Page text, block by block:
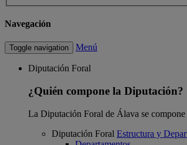
Navegación
Toggle navigation Menú
Diputación Foral
¿Quién compone la Diputación?
La Diputación Foral de Álava se compone
Diputación Foral Estructura y